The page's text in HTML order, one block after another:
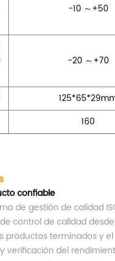
-10 ～+50
-20 ～+70
160
confiable
de gestión de calidad
control de calidad
productos terminados y
verificación del